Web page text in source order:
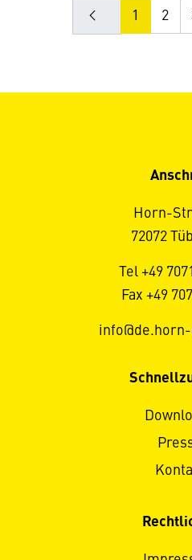
1 2
Horn-
72072
Tel +49
Fax +49